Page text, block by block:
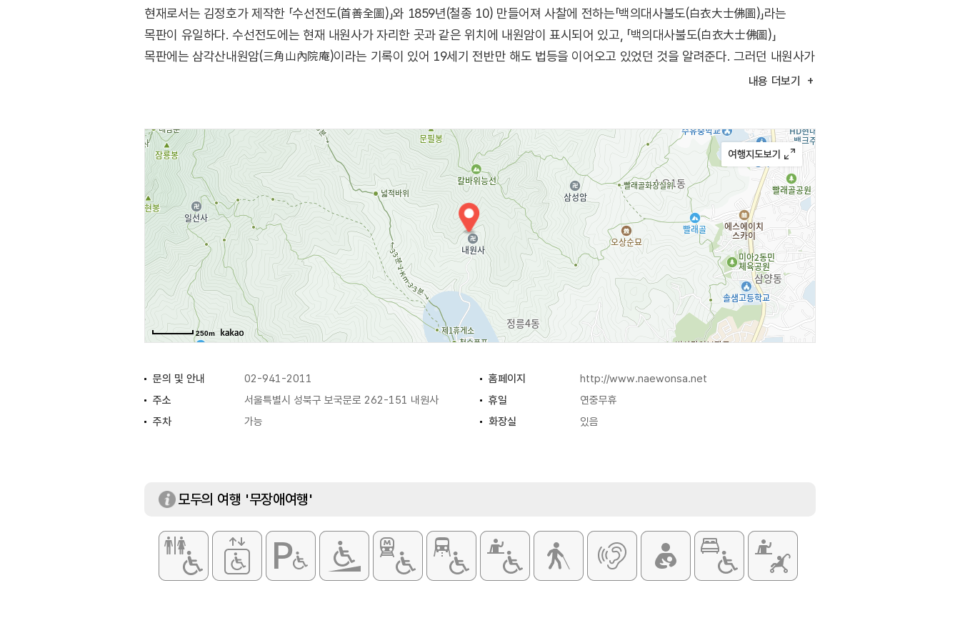
현재로서는 김정호가 제작한 「수선전도(首善全圖)」와 1859년(철종 10) 만들어져 사찰에 전하는「백의대사불도(白衣大士佛圖)」라는
목판이 유일하다. 수선전도에는 현재 내원사가 자리한 곳과 같은 위치에 내원암이 표시되어 있고, 「백의대사불도(白衣大士佛圖)」
목판에는 삼각산내원암(三角山內院庵)이라는 기록이 있어 19세기 전반만 해도 법등을 이어오고 있었던 것을 알려준다. 그러던 내원사가
언제 어떠한 이유로 역사 속으로 사라져 버렸는지 의문이 아닐 수 없다. 그래서 더욱 세월의 무상함이 절로 느껴진다. 오늘도 무상함
출처 : 내원사
내용 더보기
250m
문의 및 안내 02-941-2011 홈페이지
http://www.naewonsa.net
주소
서울특별시 성북구 보국문로 262-151 내원사 휴일
연중무휴
주차
가능 화장실 있음
모두의 여행 '무장애여행'